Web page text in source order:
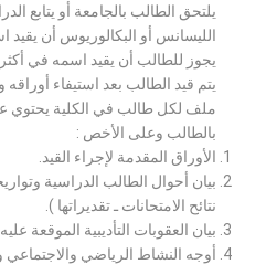
يلتحق الطالب بالجامعة أو يتابع
الليسانس أو البكالوريوس أن يقيد
يجوز للطالب أن يقيد اسمه في
يتم قيد الطالب بعد استيفاء
ملف لكل طالب في الكلية يحتوي
بالطالب وعلى الأخص :
الأوراق المقدمة لإجراء القيد.
بيان أحوال الطالب الدراسية
نتائح الامتحانات ـ تقديراتها ).
بيان العقوبات التأديبية الموقعة عليه.
أوجه النشاط الرياضي